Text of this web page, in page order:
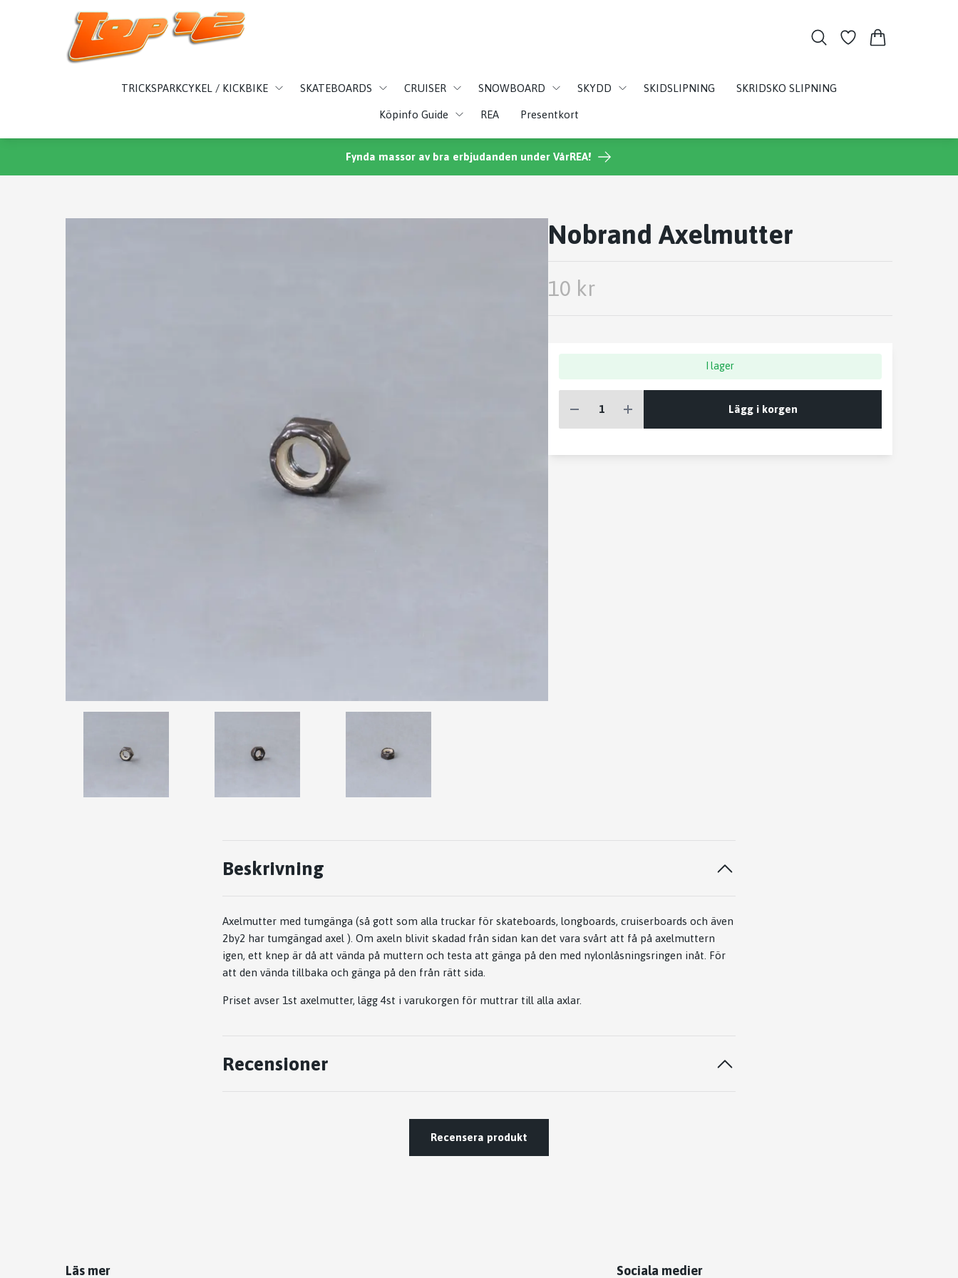
TRICKSPARKCYKEL / KICKBIKE SKATEBOARDS CRUISER SNOWBOARD SKYDD SKIDSLIPNING SKRIDSKO SLIPNING
Köpinfo Guide REA Presentkort
Fynda massor av bra erbjudanden under VårREA!
Nobrand Axelmutter
10 kr
I lager
Lägg i korgen
Beskrivning
Axelmutter med tumgänga (så gott som alla truckar för skateboards, longboards, cruiserboards och även
2by2 har tumgängad axel ). Om axeln blivit skadad från sidan kan det vara svårt att få på axelmuttern
igen, ett knep är då att vända på muttern och testa att gänga på den med nylonlåsningsringen inåt. För
att den vända tillbaka och gänga på den från rätt sida.
Priset avser 1st axelmutter, lägg 4st i varukorgen för muttrar till alla axlar.
Recensioner
Recensera produkt
Läs mer Sociala medier